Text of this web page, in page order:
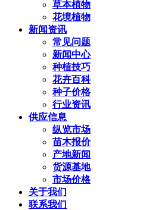
草本植物
花境植物
新闻资讯
常见问题
新闻中心
种植技巧
花卉百科
种子价格
行业资讯
供应信息
纵览市场
苗木报价
产地新闻
货源基地
市场价格
关于我们
联系我们